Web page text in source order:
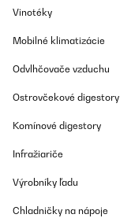
Amazon-Benutzer
Preložiť
Vinotéky
Mobilné klimatizácie
Odvlhčovače vzduchu
Ostrovčekové digestory
Komínové digestory
Infražiariče
Výrobníky ľadu
Chladničky na nápoje